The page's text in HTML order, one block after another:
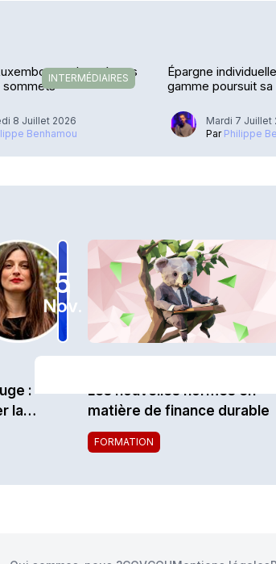
INTERMÉDIAIRES
- Lancé vers
sommets
8 Juillet 2026
Benhamou
Épargne
gamme poursuit sa
Mardi 7 Juillet
Par Philippe
5
Nov.
:
la
monde
Les nouvelles normes en
matière de finance durable
FORMATION